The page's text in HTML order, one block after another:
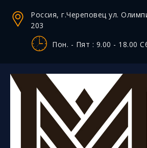
Россия, г.Череповец ул.
203
Пон. - Пят : 9.00 - 18.00